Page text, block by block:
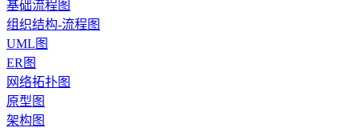
基础流程图
组织结构-流程图
UML图
ER图
网络拓扑图
原型图
架构图